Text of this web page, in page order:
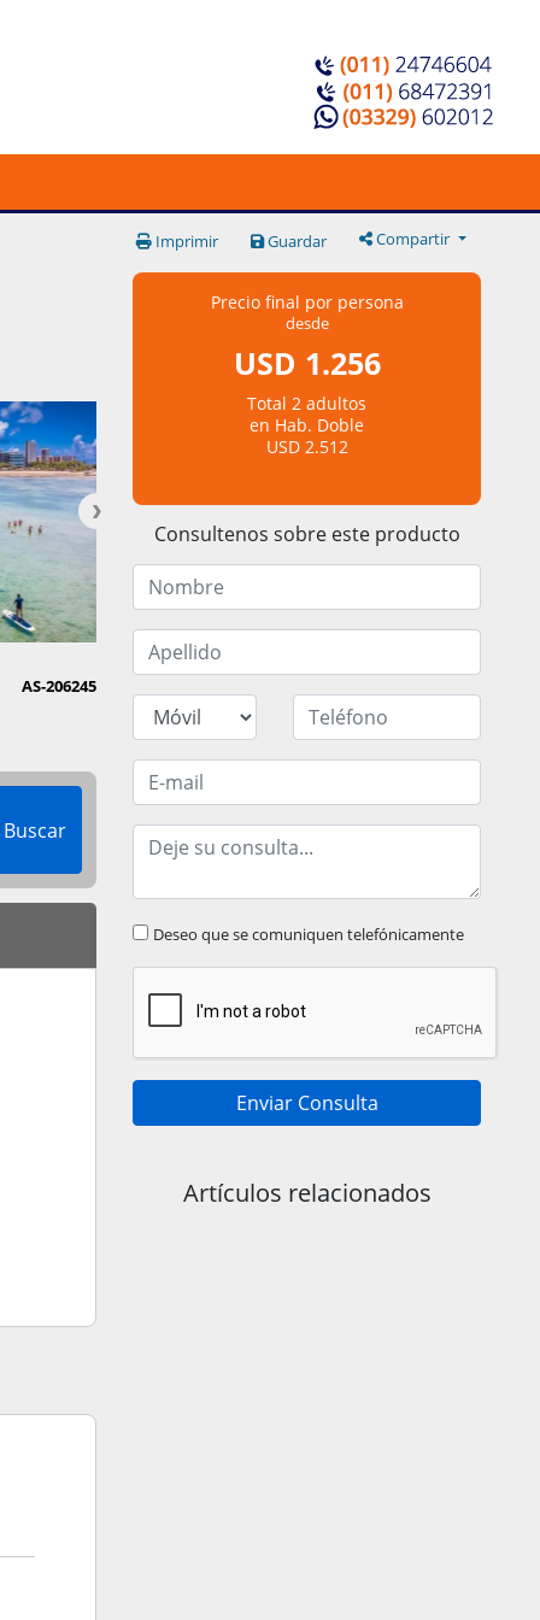
Imprimir Guardar Compartir
AS-206245
Buscar
Precio final por persona
desde
USD 1.256
Total 2 adultos
en Hab. Doble
USD 2.512
Consultenos sobre este producto
Deseo que se comuniquen telefónicamente
Enviar Consulta
Artículos relacionados